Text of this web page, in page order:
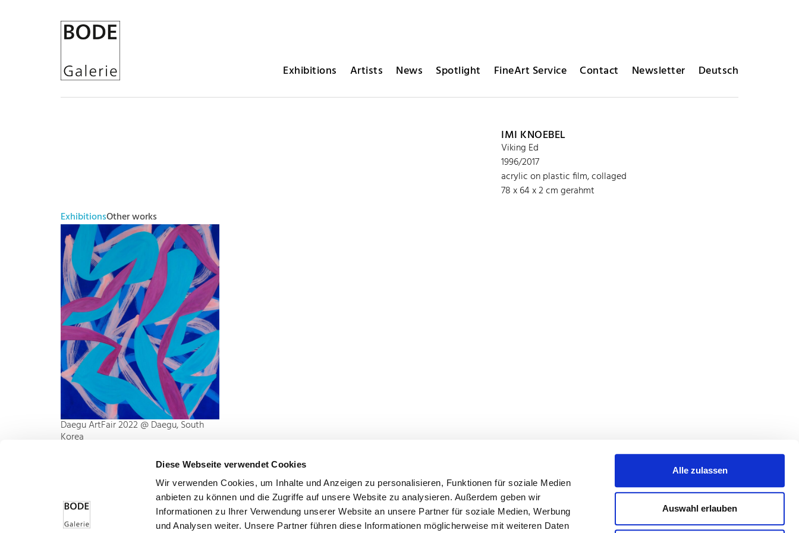
Diese Webseite verwendet Cookies
Wir verwenden Cookies, um Inhalte und Anzeigen zu personalisieren, Funktionen für soziale Medien
anbieten zu können und die Zugriffe auf unsere Website zu analysieren. Außerdem geben wir
Informationen zu Ihrer Verwendung unserer Website an unsere Partner für soziale Medien, Werbung
und Analysen weiter. Unsere Partner führen diese Informationen möglicherweise mit weiteren Daten
Alle zulassen
Auswahl erlauben
Exhibitions Artists News Spotlight FineArt Service Contact Newsletter Deutsch
IMI KNOEBEL
Viking Ed
1996/2017
acrylic on plastic film, collaged
78 x 64 x 2 cm gerahmt
ExhibitionsOther works
Daegu ArtFair 2022 @ Daegu, South
Korea
Alain Clément, Dietrich Klinge, Imi
Knoebel, Jong Taek Woo